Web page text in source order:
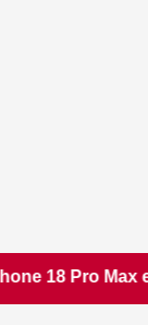
plus cher